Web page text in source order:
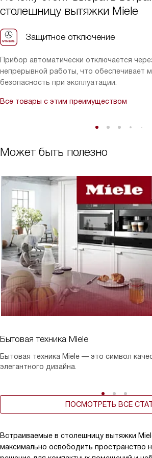
воздух оставался свежим. Удобное
пыль будут накапливаться внутри. В
для меня настоящим помощником на
дизайн и функциональность! Рекомендую
качество и комфорт в повседневной
столешницу вытяжки Miele
Защитное отключение
Прибор автоматически отключается
непрерывной работы, что обеспечивает
безопасность при эксплуатации.
Все товары с этим преимуществом
Может быть полезно
Бытовая техника Miele
Бытовая техника Miele — это символ
элегантного дизайна.
ПОСМОТРЕТЬ ВСЕ
Встраиваемые в столешницу вытяжки
максимально освободить пространство